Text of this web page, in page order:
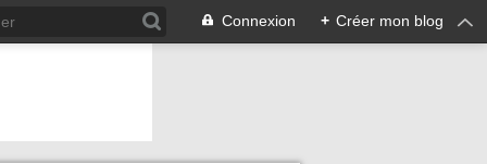
Connexion + Créer mon blog